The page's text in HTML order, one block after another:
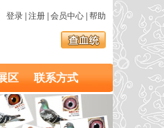
登录 注册 会员中心 帮助
区 联系方式